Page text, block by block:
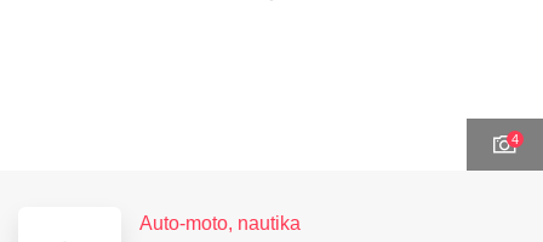
4
Auto-moto, nautika